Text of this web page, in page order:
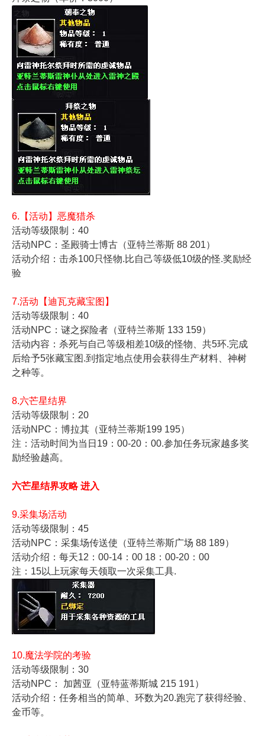
6.【活动】恶魔猎杀
活动等级限制：40
活动NPC：圣殿骑士博古（亚特兰蒂斯 88 201）
活动介绍：击杀100只怪物.比自己等级低10级的怪.奖励经
验
7.活动【迪瓦克藏宝图】
活动等级限制：40
活动NPC：谜之探险者（亚特兰蒂斯 133 159）
活动内容：杀死与自己等级相差10级的怪物、共5环.完成
后给予5张藏宝图.到指定地点使用会获得生产材料、神树
之种等。
8.六芒星结界
活动等级限制：20
活动NPC：博拉其（亚特兰蒂斯199 195）
注：活动时间为当日19：00-20：00.参加任务玩家越多奖
励经验越高。
六芒星结界攻略 进入
9.采集场活动
活动等级限制：45
活动NPC：采集场传送使（亚特兰蒂斯广场 88 189）
活动介绍：每天12：00-14：00 18：00-20：00
注：15以上玩家每天领取一次采集工具.
10.魔法学院的考验
活动等级限制：30
活动NPC： 加茜亚（亚特蓝蒂斯城 215 191）
活动介绍：任务相当的简单、环数为20.跑完了获得经验、
金币等。